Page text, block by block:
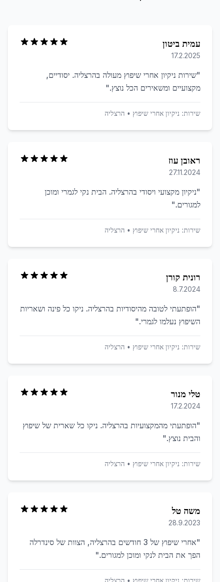
עמית ביטון
17.2.2025
"שירות ניקיון אחרי שיפוץ מעולה בהרצליה. יסודיים,
מקצועיים ומשאירים הכל נוצץ."
שירות: ניקיון אחרי שיפוץ • הרצליה
ראובן עוז
27.11.2024
"ניקיון מקצועי ויסודי בהרצליה. הבית נקי לגמרי ומוכן
למגורים."
שירות: ניקיון אחרי שיפוץ • הרצליה
רונית קורן
8.7.2024
"הופתעתי לטובה מהיסודיות בהרצליה. ניקו כל פינה ושאריות
השיפוץ נעלמו לגמרי."
שירות: ניקיון אחרי שיפוץ • הרצליה
טלי מנור
17.2.2024
"הופתעתי מהמקצועיות בהרצליה. ניקו כל שארית של שיפוץ
והבית נוצץ."
שירות: ניקיון אחרי שיפוץ • הרצליה
משה טל
28.9.2023
"
אחרי שיפוץ של 3 חודשים בהרצליה, הצוות של סינדרלה
הפך את הבית לנקי ומוכן למגורים."
שירות: ניקיון אחרי שיפוץ • הרצליה